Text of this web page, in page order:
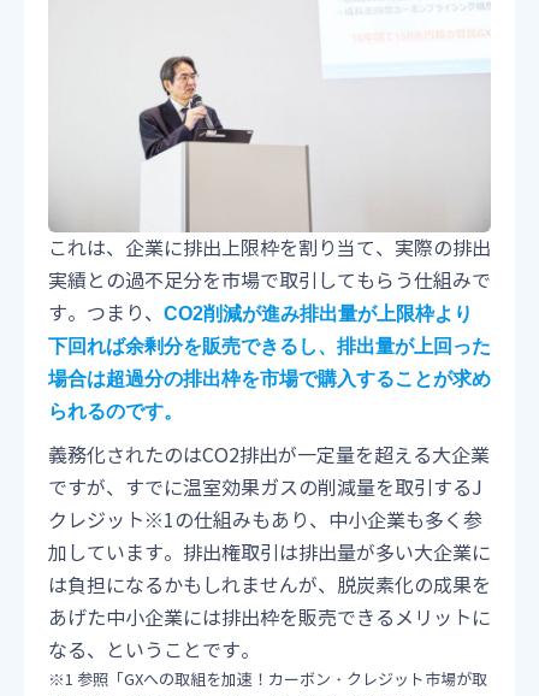
これは、企業に排出上限枠を割り当て、実際の排出
実績との過不足分を市場で取引してもらう仕組みで
す。つまり、 CO2削減が進み排出量が上限枠より
下回れば余剰分を販売できるし、排出量が上回った
場合は超過分の排出枠を市場で購入することが求め
られるのです。
義務化されたのはCO2排出が一定量を超える大企業
ですが、すでに温室効果ガスの削減量を取引するJ
クレジット※1の仕組みもあり、中小企業も多く参
加しています。排出権取引は排出量が多い大企業に
は負担になるかもしれませんが、脱炭素化の成果を
あげた中小企業には排出枠を販売できるメリットに
なる、ということです。
※1 参照「GXへの取組を加速！カーボン・クレジット市場が取